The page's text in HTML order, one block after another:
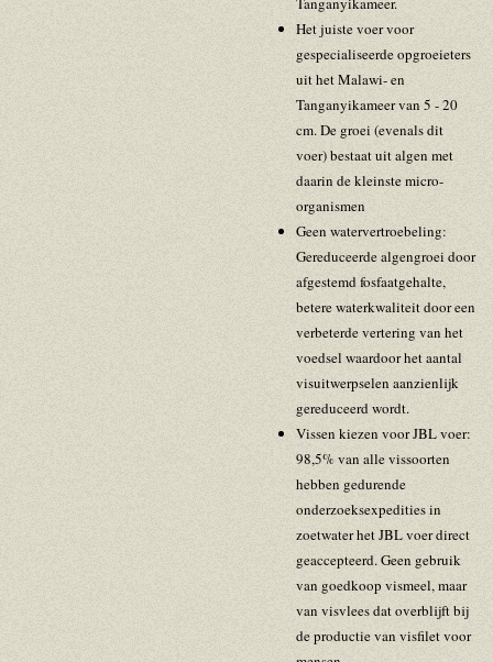
Het juiste voer voor
gespecialiseerde opgroeieters
uit het Malawi- en
Tanganyikameer van 5 - 20
cm. De groei (evenals dit
voer) bestaat uit algen met
daarin de kleinste micro-
organismen
Geen watervertroebeling:
Gereduceerde algengroei door
afgestemd fosfaatgehalte,
betere waterkwaliteit door een
verbeterde vertering van het
voedsel waardoor het aantal
visuitwerpselen aanzienlijk
gereduceerd wordt.
Vissen kiezen voor JBL voer:
98,5% van alle vissoorten
hebben gedurende
onderzoeksexpedities in
zoetwater het JBL voer direct
geaccepteerd. Geen gebruik
van goedkoop vismeel, maar
van visvlees dat overblijft bij
de productie van visfilet voor